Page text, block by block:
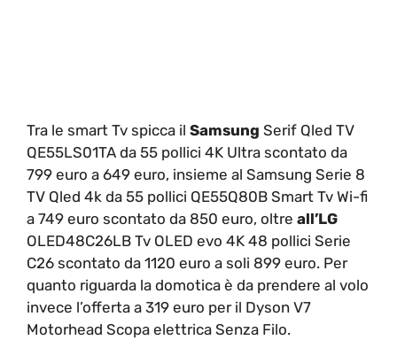
Tra le smart Tv spicca il Samsung Serif Qled TV
QE55LS01TA da 55 pollici 4K Ultra scontato da
799 euro a 649 euro, insieme al Samsung Serie 8
TV Qled 4k da 55 pollici QE55Q80B Smart Tv Wi-fi
a 749 euro scontato da 850 euro, oltre all’LG
OLED48C26LB Tv OLED evo 4K 48 pollici Serie
C26 scontato da 1120 euro a soli 899 euro. Per
quanto riguarda la domotica è da prendere al volo
invece l’offerta a 319 euro per il Dyson V7
Motorhead Scopa elettrica Senza Filo.